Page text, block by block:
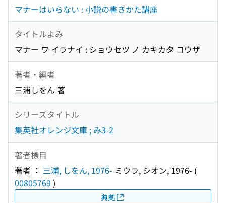
マナーはいらない : 小説の書きかた講座
タイトルよみ
マナー ワ イラナイ : ショウセツ ノ カキカタ コウザ
著者・編者
三浦しをん 著
シリーズタイトル
集英社オレンジ文庫 ; み3-2
著者標目
著者 ： 三浦, しをん, 1976- ミウラ, シオン, 1976- (
00805769 )
典拠